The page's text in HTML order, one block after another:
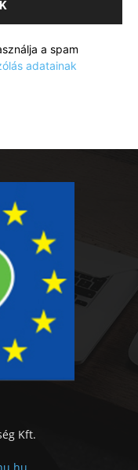
a spam
adatainak
Kft.